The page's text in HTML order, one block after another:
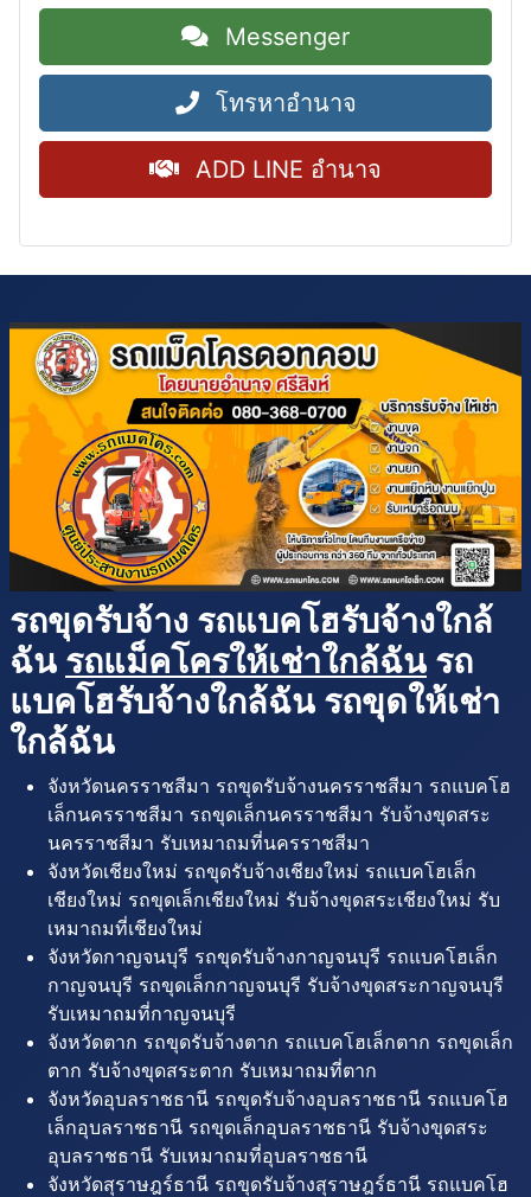
Messenger
โทรหาอำนาจ
ADD LINE อำนาจ
รถขุดรับจ้าง รถแบคโฮรับจ้างใกล้
ฉัน รถแม็คโครให้เช่าใกล้ฉัน รถ
แบคโฮรับจ้างใกล้ฉัน รถขุดให้เช่า
ใกล้ฉัน
จังหวัดนครราชสีมา รถขุดรับจ้างนครราชสีมา รถแบคโฮ
เล็กนครราชสีมา รถขุดเล็กนครราชสีมา รับจ้างขุดสระ
นครราชสีมา รับเหมาถมที่นครราชสีมา
จังหวัดเชียงใหม่ รถขุดรับจ้างเชียงใหม่ รถแบคโฮเล็ก
เชียงใหม่ รถขุดเล็กเชียงใหม่ รับจ้างขุดสระเชียงใหม่ รับ
เหมาถมที่เชียงใหม่
จังหวัดกาญจนบุรี รถขุดรับจ้างกาญจนบุรี รถแบคโฮเล็ก
กาญจนบุรี รถขุดเล็กกาญจนบุรี รับจ้างขุดสระกาญจนบุรี
รับเหมาถมที่กาญจนบุรี
จังหวัดตาก รถขุดรับจ้างตาก รถแบคโฮเล็กตาก รถขุดเล็ก
ตาก รับจ้างขุดสระตาก รับเหมาถมที่ตาก
จังหวัดอุบลราชธานี รถขุดรับจ้างอุบลราชธานี รถแบคโฮ
เล็กอุบลราชธานี รถขุดเล็กอุบลราชธานี รับจ้างขุดสระ
อุบลราชธานี รับเหมาถมที่อุบลราชธานี
จังหวัดสุราษฎร์ธานี รถขุดรับจ้างสุราษฎร์ธานี รถแบคโฮ